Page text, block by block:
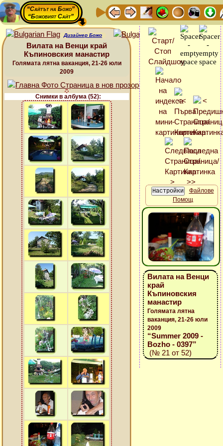
“Сайтът на Божо”
“Божовият Сайт”
Дизайнер Божо
Вилата на Венци край
Къпиновския манастир
Голямата лятна ваканция, 21-26 юли
2009
Снимки в албума (52):
Файлове
Помощ
Вилата на Венци
край
Къпиновския
манастир
Голямата лятна
ваканция, 21-26 юли
2009
“Summer 2009 -
Bozho - 0397”
(№ 21 от 52)